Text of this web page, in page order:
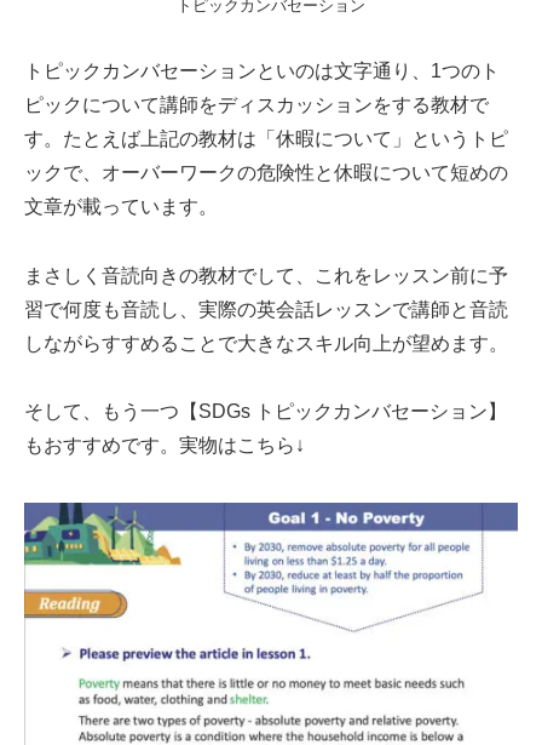
トピックカンバセーション
トピックカンバセーションといのは文字通り、1つのト
ピックについて講師をディスカッションをする教材で
す。たとえば上記の教材は「休暇について」というトピ
ックで、オーバーワークの危険性と休暇について短めの
文章が載っています。
まさしく音読向きの教材でして、これをレッスン前に予
習で何度も音読し、実際の英会話レッスンで講師と音読
しながらすすめることで大きなスキル向上が望めます。
そして、もう一つ【SDGs トピックカンバセーション】
もおすすめです。実物はこちら↓